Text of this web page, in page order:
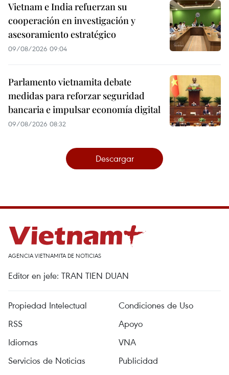
Vietnam e India refuerzan su
cooperación en investigación y
asesoramiento estratégico
09/08/2026 09:04
Parlamento vietnamita debate
medidas para reforzar seguridad
bancaria e impulsar economía digital
09/08/2026 08:32
Descargar
AGENCIA VIETNAMITA DE NOTICIAS
Editor en jefe: TRAN TIEN DUAN
Propiedad Intelectual
Condiciones de Uso
RSS
Apoyo
Idiomas
VNA
Servicios de Noticias
Publicidad